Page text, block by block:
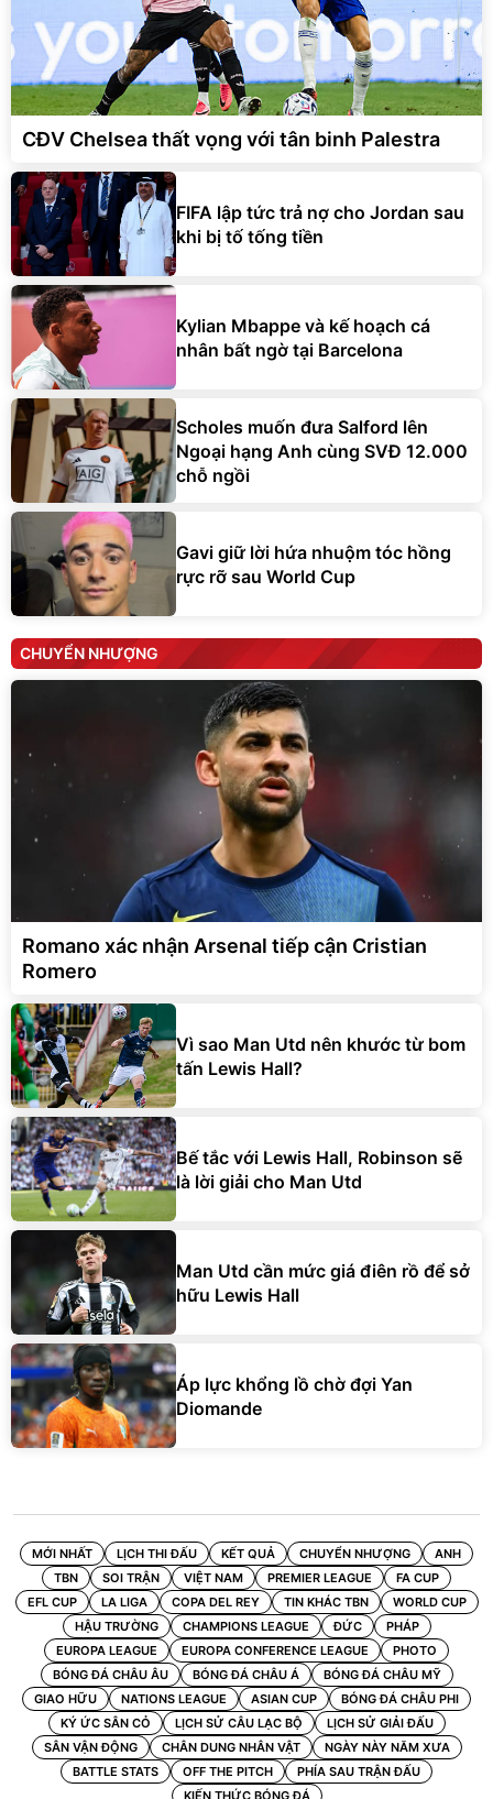
CĐV Chelsea thất vọng với tân binh Palestra
FIFA lập tức trả nợ cho Jordan sau
khi bị tố tống tiền
Kylian Mbappe và kế hoạch cá
nhân bất ngờ tại Barcelona
Scholes muốn đưa Salford lên
Ngoại hạng Anh cùng SVĐ 12.000
chỗ ngồi
Gavi giữ lời hứa nhuộm tóc hồng
rực rỡ sau World Cup
CHUYỂN NHƯỢNG
Romano xác nhận Arsenal tiếp cận Cristian
Romero
Vì sao Man Utd nên khước từ bom
tấn Lewis Hall?
Bế tắc với Lewis Hall, Robinson sẽ
là lời giải cho Man Utd
Man Utd cần mức giá điên rồ để sở
hữu Lewis Hall
Áp lực khổng lồ chờ đợi Yan
Diomande
MỚI NHẤT LỊCH THI ĐẤU KẾT QUẢ CHUYỂN NHƯỢNG
ANH
TBN
SOI TRẬN VIỆT NAM PREMIER LEAGUE
FA CUP
EFL CUP
LA LIGA COPA DEL REY TIN KHÁC TBN
WORLD CUP
HẬU TRƯỜNG
CHAMPIONS LEAGUE ĐỨC
PHÁP
EUROPA LEAGUE
EUROPA CONFERENCE LEAGUE
PHOTO
BÓNG ĐÁ CHÂU ÂU
BÓNG ĐÁ CHÂU Á
BÓNG ĐÁ CHÂU MỸ
GIAO HỮU
NATIONS LEAGUE ASIAN CUP
BÓNG ĐÁ CHÂU PHI
KÝ ỨC SÂN CỎ
LỊCH SỬ CÂU LẠC BỘ
LỊCH SỬ GIẢI ĐẤU
SÂN VẬN ĐỘNG
CHÂN DUNG NHÂN VẬT
NGÀY NÀY NĂM XƯA
BATTLE STATS
OFF THE PITCH
PHÍA SAU TRẬN ĐẤU
KIẾN THỨC BÓNG ĐÁ